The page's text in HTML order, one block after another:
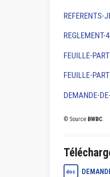
FEUILLE-
FEUILLE-
DEMANDE-
© Source BWBC
doc